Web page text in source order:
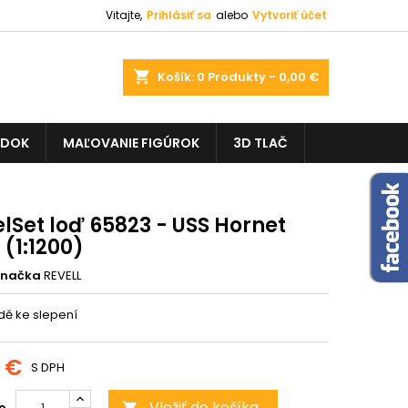
Vitajte, Prihlásiť sa alebo Vytvoriť účet
shopping_cart Košík: 0 Produkty - 0,00 €
MAĽOVANIE FIGÚROK 3D TLAČ
loď 65823 - USS Hornet
REVELL
ke slepení
€ S DPH